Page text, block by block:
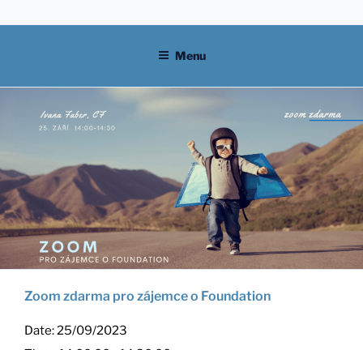
to
Menu
Zoom zdarma pro zájemce o Foundation
Date:25/09/2023